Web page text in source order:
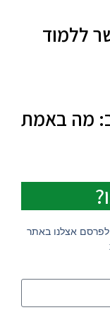
ללמוד
מה באמת
אצלנו באתר